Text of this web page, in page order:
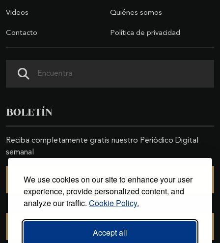
We use cookies on our site to enhance your user
experience, provide personalized content, and
analyze our traffic. Cookie Policy.
Accept all
Videos Quiénes somos
Contacto Política de privacidad
BOLETÍN
Reciba completamente gratis nuestro Periódico Digital
semanal
SUSCRIBIRSE